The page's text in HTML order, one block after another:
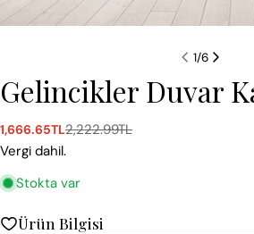
1/6
Gelincikler Duvar
Satış
ücreti
1,666.65TL
Normal
fiyat
2,222.99TL
Vergi dahil.
Stokta var
Ürün Bilgisi